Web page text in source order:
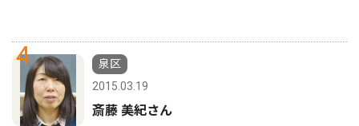
4
泉区
2015.03.19
斎藤 美紀さん